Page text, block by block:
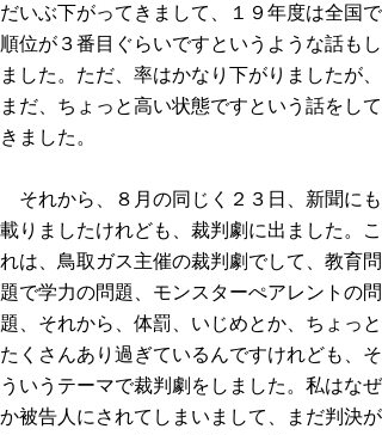
だいぶ下がってきまして、１９年度は全国で
順位が３番目ぐらいですというような話もし
ました。ただ、率はかなり下がりましたが、
まだ、ちょっと高い状態ですという話をして
きました。
それから、８月の同じく２３日、新聞にも
載りましたけれども、裁判劇に出ました。こ
れは、鳥取ガス主催の裁判劇でして、教育問
題で学力の問題、モンスターぺアレントの問
題、それから、体罰、いじめとか、ちょっと
たくさんあり過ぎているんですけれども、そ
ういうテーマで裁判劇をしました。私はなぜ
か被告人にされてしまいまして、まだ判決が